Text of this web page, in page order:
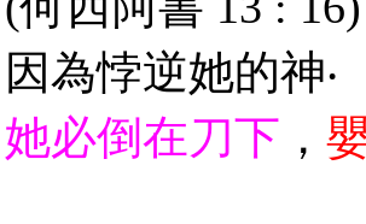
因為悖逆她的神‧
她必倒在刀下 ，